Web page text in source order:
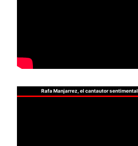
Rafa Manjarrez, el cantautor sentimental